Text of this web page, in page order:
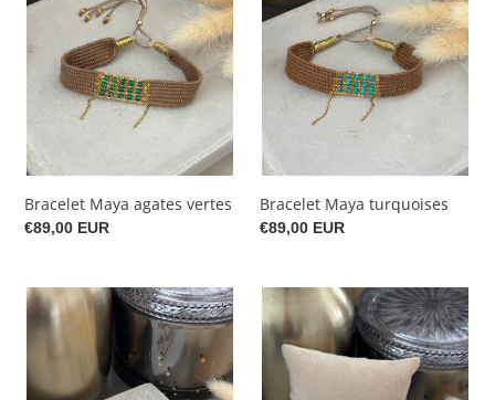
Bracelet Maya agates vertes
Prix
€89,00 EUR
Bracelet Maya turquoises
Prix
€89,00 EUR
Bracelet
Inca
zoïsites
Bracelet
Aztèque
rose